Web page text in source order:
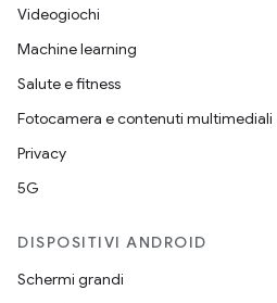
Videogiochi
Machine learning
Salute e fitness
Fotocamera e contenuti multimediali
Privacy
5G
DISPOSITIVI ANDROID
Schermi grandi